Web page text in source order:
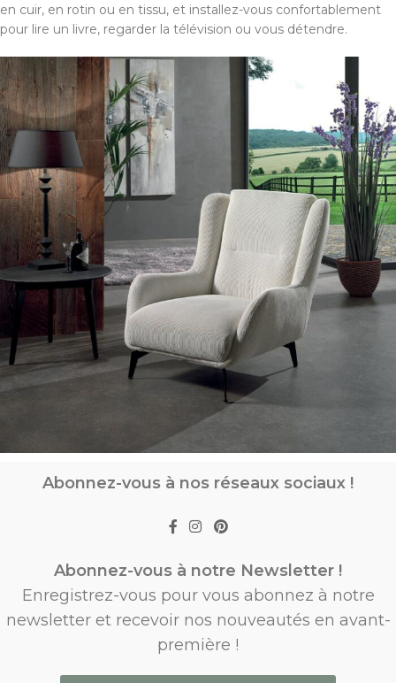
en cuir, en rotin ou en tissu, et installez-vous confortablement
pour lire un livre, regarder la télévision ou vous détendre.
Abonnez-vous à nos réseaux sociaux !
Abonnez-vous à notre Newsletter !
Enregistrez-vous pour vous abonnez à notre
newsletter et recevoir nos nouveautés en avant-
première !